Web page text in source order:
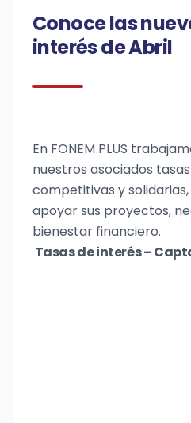
Conoce las
interés de Abril
En FONEM PLUS
nuestros asociados
competitivas y
apoyar sus proyectos,
bienestar financiero.
Tasas de interés –